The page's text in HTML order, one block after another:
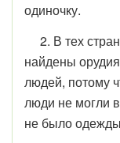
одиночку.
2. В тех
найдены
людей, потому
люди не могли
не было